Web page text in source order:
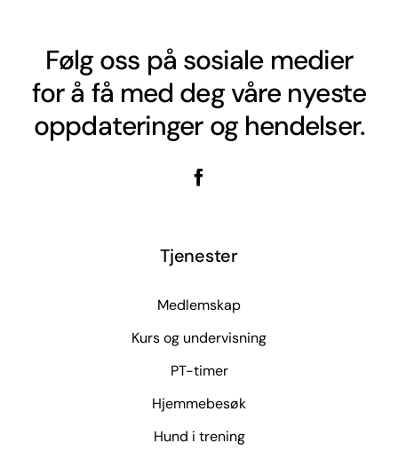
Følg oss på sosiale medier
for å få med deg våre nyeste
oppdateringer og hendelser.
Tjenester
Medlemskap
Kurs og undervisning
PT-timer
Hjemmebesøk
Hund i trening